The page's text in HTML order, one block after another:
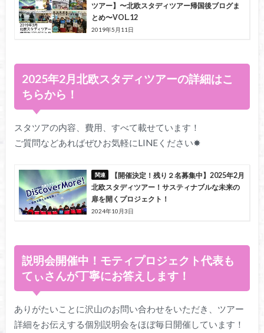
ツアー】〜北欧スタディツアー帰国後ブログま
とめ〜VOL.12
2019年5月11日
2025年2月北欧スタディツアーの詳細はこ
ちらから！
スタツアの内容、費用、すべて載せています！
ご質問などあればぜひお気軽にLINEください✸
【開催決定！残り２名募集中】2025年2月
北欧スタディツアー！サスティナブルな未来の
扉を開くプロジェクト！
2024年10月3日
説明会開催中！モティプロジェクト代表も
てぃさんが丁寧にお答えします！
ありがたいことに沢山のお問い合わせをいただき、ツアー
詳細をお伝えする個別説明会をほぼ毎日開催しています！